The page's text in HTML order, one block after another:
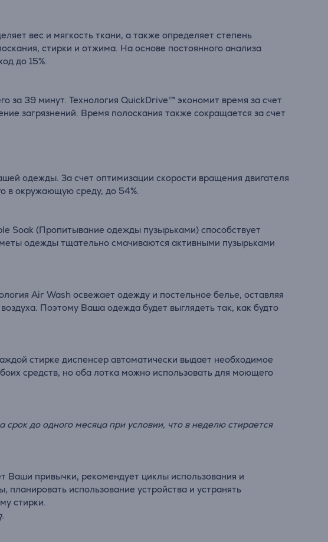
вес и мягкость ткани, а также определяет степень
стирки и отжима. На основе постоянного анализа
до 15%.
за 39 минут. Технология QuickDrive™ экономит время за счет
загрязнений. Время полоскания также сокращается за счет
одежды. За счет оптимизации скорости вращения двигателя
в окружающую среду, до 54%.
Soak (Пропитывание одежды пузырьками) способствует
одежды тщательно смачиваются активными пузырьками
Air Wash освежает одежду и постельное белье, оставляя
Поэтому Ваша одежда будет выглядеть так, как будто
стирке диспенсер автоматически выдает необходимое
средств, но оба лотка можно использовать для моющего
до одного месяца при условии, что в неделю стирается
Ваши привычки, рекомендует циклы использования и
использование устройства и устранять
стирки.